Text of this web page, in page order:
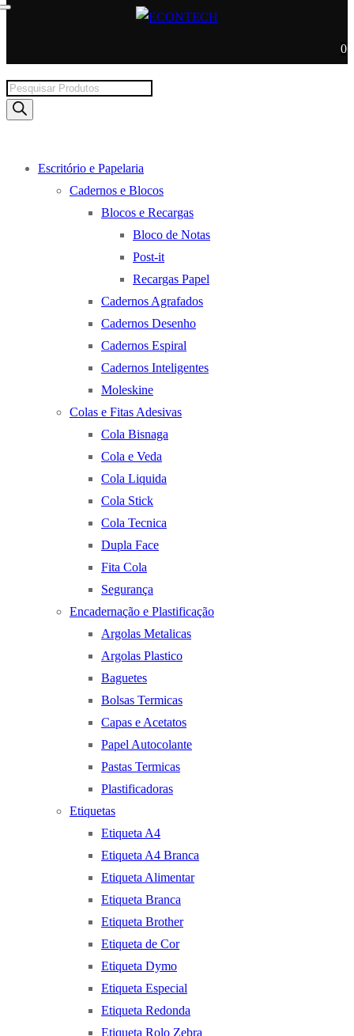
0
Products
search
Escritório e Papelaria
Cadernos e Blocos
Blocos e Recargas
Bloco de Notas
Post-it
Recargas Papel
Cadernos Agrafados
Cadernos Desenho
Cadernos Espiral
Cadernos Inteligentes
Moleskine
Colas e Fitas Adesivas
Cola Bisnaga
Cola e Veda
Cola Liquida
Cola Stick
Cola Tecnica
Dupla Face
Fita Cola
Segurança
Encadernação e Plastificação
Argolas Metalicas
Argolas Plastico
Baguetes
Bolsas Termicas
Capas e Acetatos
Papel Autocolante
Pastas Termicas
Plastificadoras
Etiquetas
Etiqueta A4
Etiqueta A4 Branca
Etiqueta Alimentar
Etiqueta Branca
Etiqueta Brother
Etiqueta de Cor
Etiqueta Dymo
Etiqueta Especial
Etiqueta Redonda
Etiqueta Rolo Zebra